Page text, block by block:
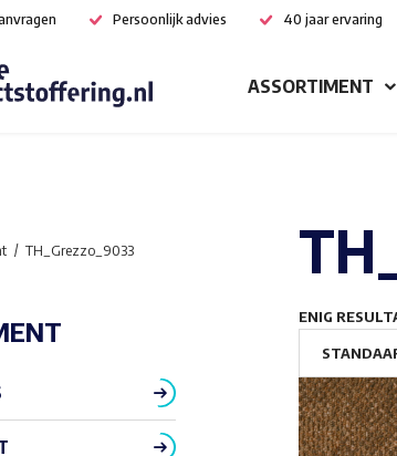
Persoonlijk advies 40 jaar ervaring
ASSORTIMENT
ENIG
TH_Grezzo_9033